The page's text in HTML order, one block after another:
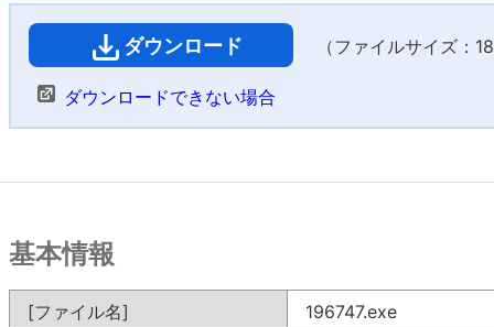
ダウンロード （ファイルサイズ：
ダウンロードできない場合
基本情報
[ファイル名]
196747.exe